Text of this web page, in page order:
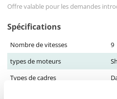
Offre valable pour les demandes
Spécifications
Nombre de vitesses
9
types de moteurs
Types de cadres